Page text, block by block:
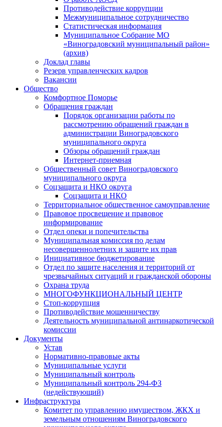
Противодействие коррупции
Межмуниципальное сотрудничество
Статистическая информация
Муниципальное Собрание МО
«Виноградовский муниципальный район»
(архив)
Доклад главы
Резерв управленческих кадров
Вакансии
Общество
Комфортное Поморье
Обращения граждан
Порядок организации работы по
рассмотрению обращений граждан в
администрации Виноградовского
муниципального округа
Обзоры обращений граждан
Интернет-приемная
Общественный совет Виноградовского
муниципального округа
Соцзащита и НКО округа
Соцзащита и НКО
Территориальное общественное самоуправление
Правовое просвещение и правовое
информирование
Отдел опеки и попечительства
Муниципальная комиссия по делам
несовершеннолетних и защите их прав
Инициативное бюджетирование
Отдел по защите населения и территорий от
чрезвычайных ситуаций и гражданской обороны
Охрана труда
МНОГОФУНКЦИОНАЛЬНЫЙ ЦЕНТР
Стоп-коррупция
Противодействие мошенничеству
Деятельность муниципальной антинаркотической
комиссии
Документы
Устав
Нормативно-правовые акты
Муниципальные услуги
Муниципальный контроль
Муниципальный контроль 294-ФЗ
(недействующий)
Инфраструктура
Комитет по управлению имуществом, ЖКХ и
земельным отношениям Виноградовского